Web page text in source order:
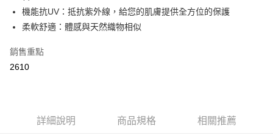
大哥付你分期
相關說明
1.本服務由台灣大哥大提供，台灣大哥大用戶可立即使用無須另外申請。
2.付款方式選擇「大哥付你分期」，訂單成立後會自動跳轉到大哥付的交易
流程，驗證手機門號後，選擇欲分期的期數、繳款截止日，確認付款後即完
法說明評估內容。
２．便利：只要手機號碼，簡訊認證，即可結帳。
會員帳號後，即可在購物車使用 Hami Point 折抵消費金額 (1點等於1元)。
ATM付款
機能抗UV：抵抗紫外線，給您的肌膚提供全方位的保護
柔軟舒適：體感與天然織物相似
銷售重點
2610
詳細說明 商品規格 相關推薦